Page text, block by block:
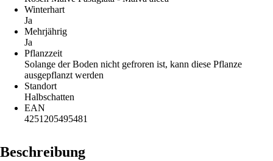
Winterhart
Ja
Mehrjährig
Ja
Pflanzzeit
Solange der Boden nicht gefroren ist, kann diese Pflanze
ausgepflanzt werden
Standort
Halbschatten
EAN
4251205495481
Beschreibung